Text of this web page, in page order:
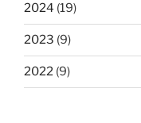
2024 (19)
2023 (9)
2022 (9)